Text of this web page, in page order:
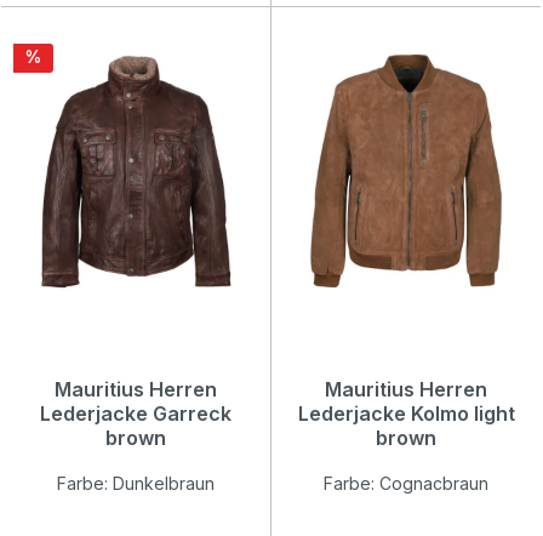
Rabatt
%
Mauritius Herren
Lederjacke Garreck
brown
Farbe: Dunkelbraun
Mauritius Herren
Lederjacke Kolmo light
brown
Farbe: Cognacbraun